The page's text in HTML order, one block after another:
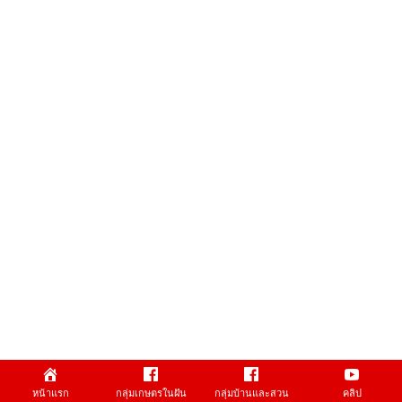
หน้าแรก กลุ่มเกษตรในฝัน กลุ่มบ้านและสวน คลิป